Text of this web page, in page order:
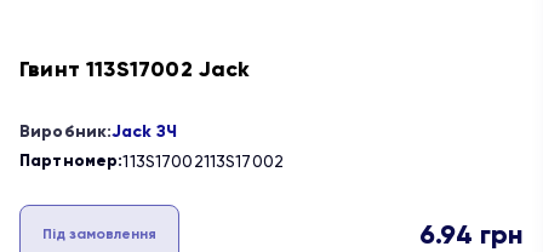
Гвинт 113S17002 Jack
Виробник:Jack ЗЧ
Партномер:113S17002113S17002
Під замовлення 6.94 грн